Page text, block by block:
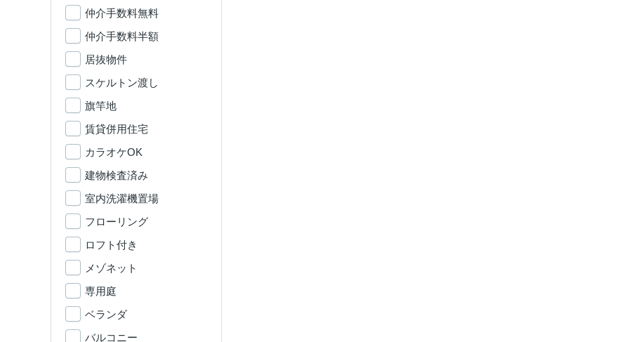
仲介手数料無料
仲介手数料半額
居抜物件
スケルトン渡し
旗竿地
賃貸併用住宅
カラオケOK
建物検査済み
室内洗濯機置場
フローリング
ロフト付き
メゾネット
専用庭
ベランダ
バルコニー